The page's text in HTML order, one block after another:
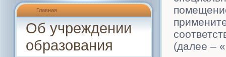
Главная
Об учреждении
образования
(далее –